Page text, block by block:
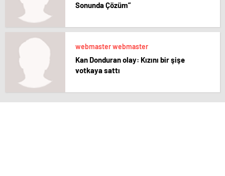
Sonunda Çözüm”
webmaster webmaster
Kan Donduran olay: Kızını bir şişe
votkaya sattı